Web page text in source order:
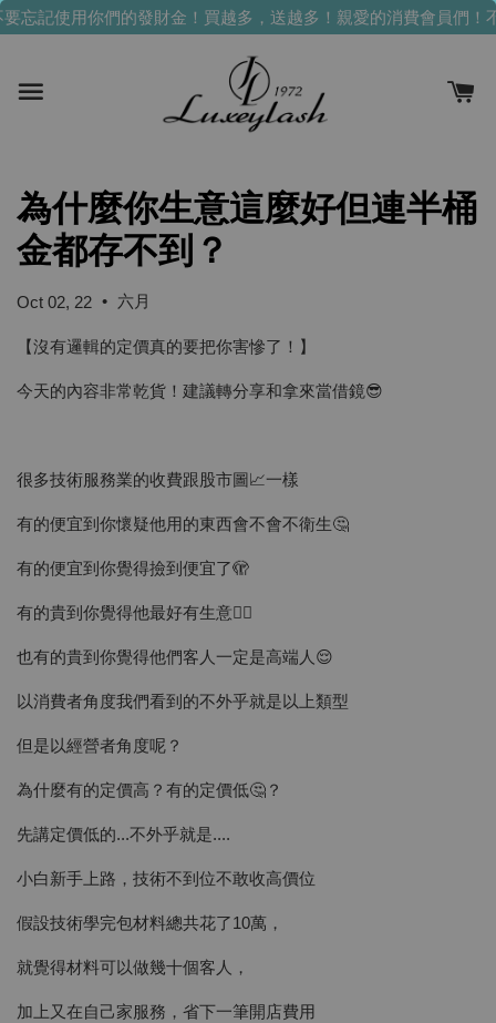
記使用你們的發財金！買越多，送越多！ 親愛的消費會員們！
為什麼你生意這麼好但連半桶
金都存不到？
Oct 02, 22 • 六月
【沒有邏輯的定價真的要把你害慘了！】
今天的內容非常乾貨！建議轉分享和拿來當借鏡😎
很多技術服務業的收費跟股市圖📈一樣
有的便宜到你懷疑他用的東西會不會不衛生🤔
有的便宜到你覺得撿到便宜了🫣
有的貴到你覺得他最好有生意🤷‍♀️
也有的貴到你覺得他們客人一定是高端人😌
以消費者角度我們看到的不外乎就是以上類型
但是以經營者角度呢？
為什麼有的定價高？有的定價低🤔？
先講定價低的...不外乎就是....
小白新手上路，技術不到位不敢收高價位
假設技術學完包材料總共花了10萬，
就覺得材料可以做幾十個客人，
加上又在自己家服務，省下一筆開店費用